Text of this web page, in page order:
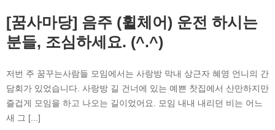
[꿈사마당] 음주 (휠체어) 운전 하시는
분들, 조심하세요. (^.^)
저번 주 꿈꾸는사람들 모임에서는 사랑방 막내 상근자 혜영 언니의 간
담회가 있었습니다. 사랑방 길 건너에 있는 예쁜 찻집에서 산만하지만
즐겁게 모임을 하고 나오는 길이었어요. 모임 내내 내리던 비는 어느
새 그 [...]